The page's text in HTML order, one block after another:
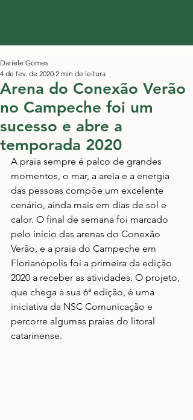
Arena do Conexão Verão
no Campeche foi um
sucesso e abre a
temporada 2020
Dariele Gomes
4 de fev. de 2020 2 min de leitura
A praia sempre é palco de grandes
momentos, o mar, a areia e a energia
das pessoas compõe um excelente
cenário, ainda mais em dias de sol e
calor. O final de semana foi marcado
pelo início das arenas do Conexão
Verão, e a praia do Campeche em
Florianópolis foi a primeira da edição
2020 a receber as atividades. O projeto,
que chega à sua 6ª edição, é uma
iniciativa da NSC Comunicação e
percorre algumas praias do litoral
catarinense.